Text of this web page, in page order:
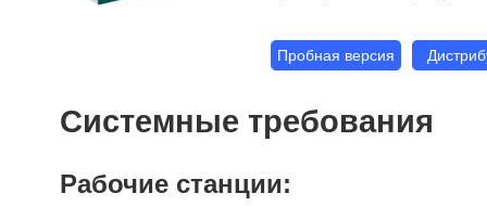
Пробная версия
Системные требования
Рабочие станции: